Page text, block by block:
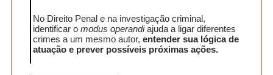
No Direito Penal e na investigação criminal,
identificar o modus operandiajuda a ligar diferentes
crimes a um mesmo autor, entender sua lógica de
atuação e prever possíveis próximas ações.